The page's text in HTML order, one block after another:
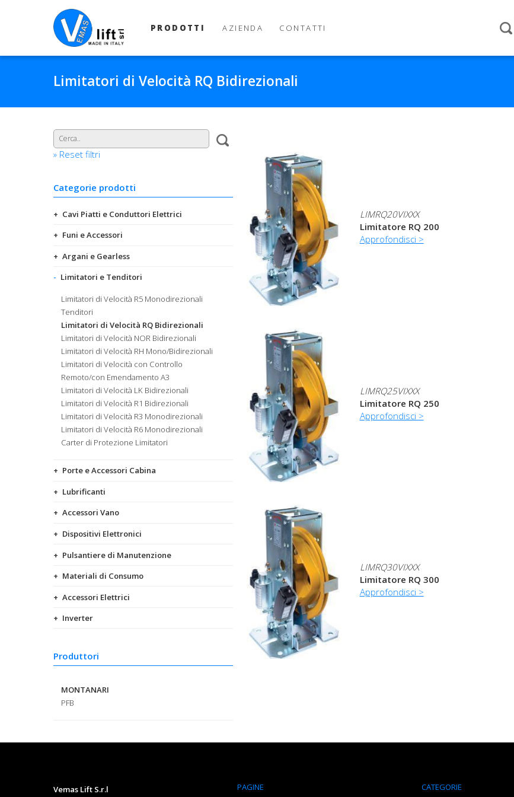
PRODOTTI AZIENDA CONTATTI
Limitatori di Velocità RQ Bidirezionali
» Reset filtri
Categorie prodotti
Cavi Piatti e Conduttori Elettrici
Funi e Accessori
Argani e Gearless
Limitatori e Tenditori
Limitatori di Velocità R5 Monodirezionali
Tenditori
Limitatori di Velocità RQ Bidirezionali
Limitatori di Velocità NOR Bidirezionali
Limitatori di Velocità RH Mono/Bidirezionali
Limitatori di Velocità con Controllo
Remoto/con Emendamento A3
Limitatori di Velocità LK Bidirezionali
Limitatori di Velocità R1 Bidirezionali
Limitatori di Velocità R3 Monodirezionali
Limitatori di Velocità R6 Monodirezionali
Carter di Protezione Limitatori
Porte e Accessori Cabina
Lubrificanti
Accessori Vano
Dispositivi Elettronici
Pulsantiere di Manutenzione
Materiali di Consumo
Accessori Elettrici
Inverter
Produttori
MONTANARI
PFB
LIMRQ20VIXXX
Limitatore RQ 200
Approfondisci >
LIMRQ25VIXXX
Limitatore RQ 250
Approfondisci >
LIMRQ30VIXXX
Limitatore RQ 300
Approfondisci >
Vemas Lift S.r.l PAGINE CATEGORIE